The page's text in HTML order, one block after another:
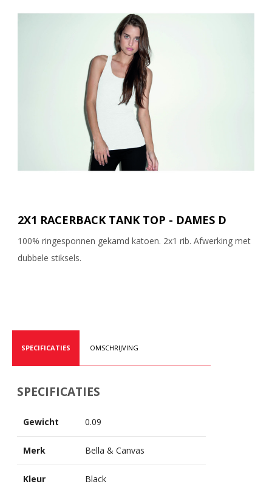
2X1 RACERBACK TANK TOP - DAMES D
100% ringesponnen gekamd katoen. 2x1 rib. Afwerking met
dubbele stiksels.
SPECIFICATIES OMSCHRIJVING
SPECIFICATIES
Gewicht 0.09
Merk Bella & Canvas
Kleur Black